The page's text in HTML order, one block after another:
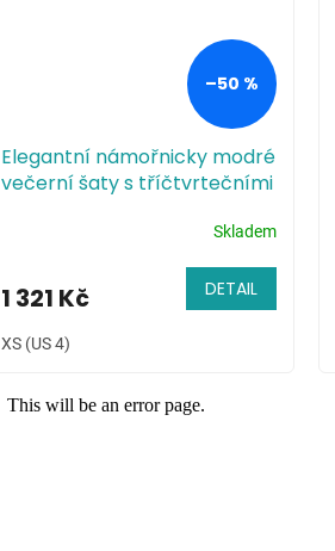
–50 %
Elegantní námořnicky modré
večerní šaty s tříčtvrtečními
Skladem
1 321 Kč DETAIL
XS (US 4)